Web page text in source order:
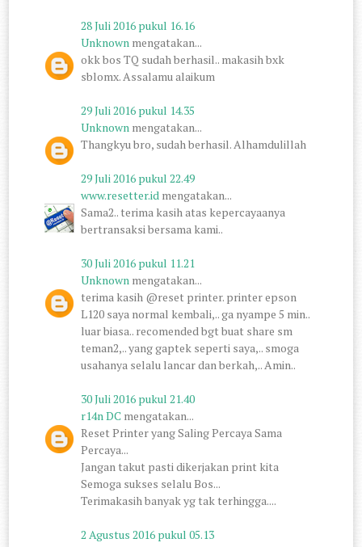
28 Juli 2016 pukul 16.16
Unknown mengatakan...
okk bos TQ sudah berhasil.. makasih bxk
sblomx. Assalamu alaikum
29 Juli 2016 pukul 14.35
Unknown mengatakan...
Thangkyu bro, sudah berhasil. Alhamdulillah
29 Juli 2016 pukul 22.49
www.resetter.id mengatakan...
Sama2.. terima kasih atas kepercayaanya
bertransaksi bersama kami..
30 Juli 2016 pukul 11.21
Unknown mengatakan...
terima kasih @reset printer. printer epson
L120 saya normal kembali,.. ga nyampe 5 min..
luar biasa.. recomended bgt buat share sm
teman2,.. yang gaptek seperti saya,.. smoga
usahanya selalu lancar dan berkah,.. Amin..
30 Juli 2016 pukul 21.40
r14n DC mengatakan...
Reset Printer yang Saling Percaya Sama
Percaya...
Jangan takut pasti dikerjakan print kita
Semoga sukses selalu Bos...
Terimakasih banyak yg tak terhingga....
2 Agustus 2016 pukul 05.13